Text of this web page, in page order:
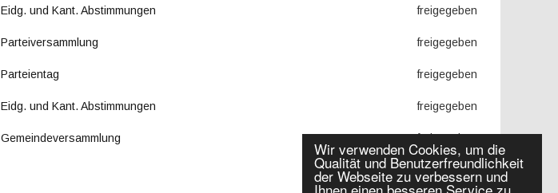
Wir verwenden Cookies, um die
Qualität und Benutzerfreundlichkeit
der Webseite zu verbessern und
Eidg. und Kant. Abstimmungen
freigegeben
Parteiversammlung
freigegeben
Parteientag
freigegeben
Eidg. und Kant. Abstimmungen
freigegeben
Gemeindeversammlung freigegeben